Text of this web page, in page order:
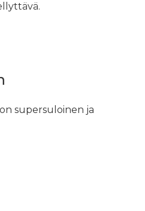
supersuloinen ja